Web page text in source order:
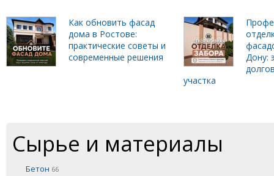
Как обновить фасад
дома в Ростове:
практические советы и
современные решения
Дону:
участка
Сырье и материалы
Бетон 66